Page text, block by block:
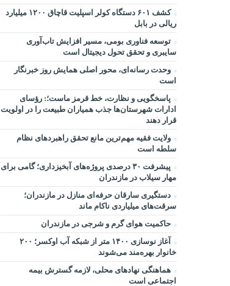
کشف ۶۰۱ دستگاه کولر اسپلیت قاچاق ۱۲۰۰ میلیارد
ریالی در بابل
توسعه فناوری بومی، مسیر افزایش تاب‌آوری
سایبری و تحقق تحول دیجیتال است
وحدت رسانه‌ای، محور اصلی همایش روز خبرنگار
است
پاسخگویی و نظارت، خط قرمز ماست؛: رؤسای
ادارات شهرستان‌ها جذب همیاران طبیعت را در اولویت
قرار دهند
ولایت فقیه مهم‌ترین مانع تحقق راهبردهای نظام
سلطه است
پیشرفت ۳۰ درصدی پروژه‌های آبخیزداری؛ گامی برای
مهار سیلاب در مازندران
دستگیری سارقان حرفه‌ای منازل در مازندران؛
سرقت‌های میلیاردی ناکام ماند
حاکمیت هوای گرم و شرجی در مازندران
آغاز نوسازی ۱۴۰۰ متر از شبکه آب اوکسر؛ ۲۰۰
خانوار بهره‌مند می‌شوند
هماهنگی نهادهای محلی، لازمه گسترش بیمه
اجتماعی است